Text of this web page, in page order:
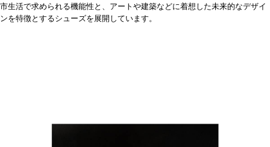
市生活で求められる機能性と、アートや建築などに着想した未来的なデザイ
ンを特徴とするシューズを展開しています。